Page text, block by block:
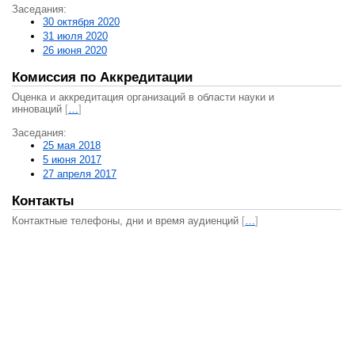
Заседания:
30 октября 2020
31 июля 2020
26 июня 2020
Комиссия по Аккредитации
Оценка и аккредитация организаций в области науки и
инноваций […]
Заседания:
25 мая 2018
5 июня 2017
27 апреля 2017
Контакты
Контактные телефоны, дни и время аудиенций […]